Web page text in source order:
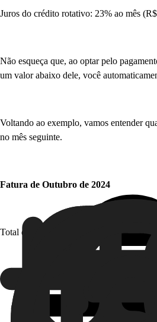
Juros do crédito rotativo: 23% ao mês
Não esqueça que, ao optar pelo
um valor abaixo dele, você
Voltando ao exemplo, vamos entender
no mês seguinte.
Fatura de Outubro de 2024
Total da fatura: R$90
Saldo devedor do mês anterior: R$510 +